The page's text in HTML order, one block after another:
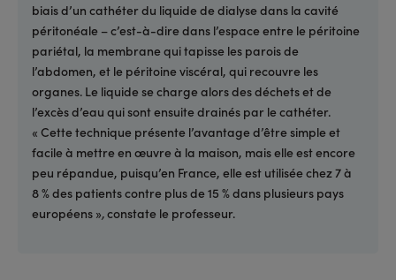
biais d’un cathéter du liquide de dialyse dans la cavité
péritonéale – c’est-à-dire dans l’espace entre le péritoine
pariétal, la membrane qui tapisse les parois de
l’abdomen, et le péritoine viscéral, qui recouvre les
organes. Le liquide se charge alors des déchets et de
l’excès d’eau qui sont ensuite drainés par le cathéter.
« Cette technique présente l’avantage d’être simple et
facile à mettre en œuvre à la maison, mais elle est encore
peu répandue, puisqu’en France, elle est utilisée chez 7 à
8 % des patients contre plus de 15 % dans plusieurs pays
européens »,constate le professeur.